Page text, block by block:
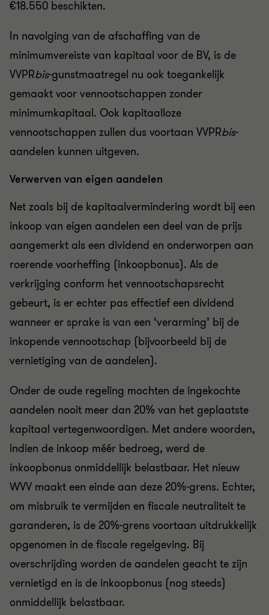
€18.550 beschikten.
In navolging van de afschaffing van de
minimumvereiste van kapitaal voor de BV, is de
VVPRbis-gunstmaatregel nu ook toegankelijk
gemaakt voor vennootschappen zonder
minimumkapitaal. Ook kapitaalloze
vennootschappen zullen dus voortaan VVPRbis-
aandelen kunnen uitgeven.
Verwerven van eigen aandelen
Net zoals bij de kapitaalvermindering wordt bij een
inkoop van eigen aandelen een deel van de prijs
aangemerkt als een dividend en onderworpen aan
roerende voorheffing (inkoopbonus). Als de
verkrijging conform het vennootschapsrecht
gebeurt, is er echter pas effectief een dividend
wanneer er sprake is van een ‘verarming’ bij de
inkopende vennootschap (bijvoorbeeld bij de
vernietiging van de aandelen).
Onder de oude regeling mochten de ingekochte
aandelen nooit meer dan 20% van het geplaatste
kapitaal vertegenwoordigen. Met andere woorden,
indien de inkoop méér bedroeg, werd de
inkoopbonus onmiddellijk belastbaar. Het nieuw
WVV maakt een einde aan deze 20%-grens. Echter,
om misbruik te vermijden en fiscale neutraliteit te
garanderen, is de 20%-grens voortaan uitdrukkelijk
opgenomen in de fiscale regelgeving. Bij
overschrijding worden de aandelen geacht te zijn
vernietigd en is de inkoopbonus (nog steeds)
onmiddellijk belastbaar.